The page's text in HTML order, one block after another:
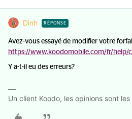
Dinh RÉPONSE
Avez-vous essayé de modifier votre
https://www.koodomobile.com/fr/help/
Y a-t-il eu des erreurs?
Un client Koodo, les opinions sont les